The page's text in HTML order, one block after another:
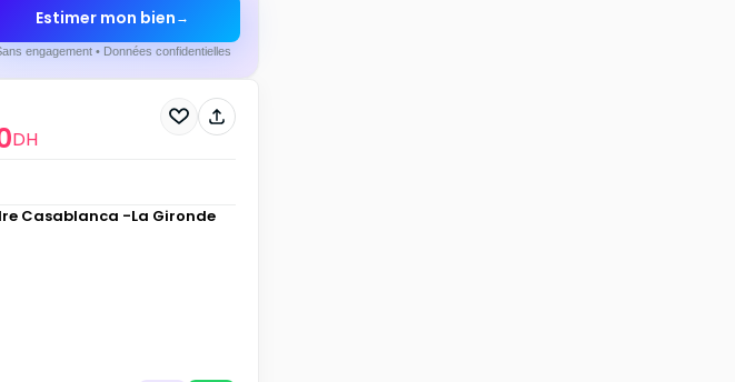
Estimer mon bien →
engagement • Données confidentielles
DH
Casablanca -La Gironde